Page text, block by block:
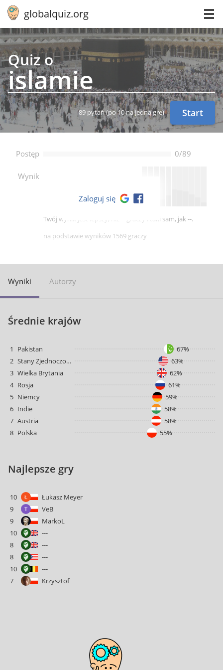
globalquiz.org
Quiz o
islamie
89 pytań(po 10 na jedną grę) Start
Postęp 0/89
Wynik --
Twój wynik jest lepszy, niż -- graczy i taki sam, jak --.
na podstawie wyników 1569 graczy
Zaloguj się
Wyniki Autorzy
Średnie krajów
1 Pakistan
67%
2
Stany Zjednoczone
63%
3 Wielka Brytania
62%
4 Rosja
61%
5 Niemcy
59%
6 Indie
58%
7 Austria
58%
8 Polska 55%
Najlepsze gry
10
Łukasz Meyer
9
VeB
9
MarkoL
10
---
8
---
8
---
10
---
7
Krzysztof